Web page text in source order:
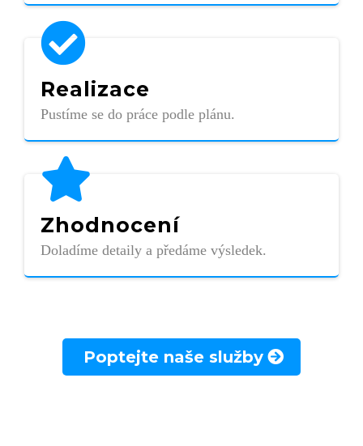
Realizace
Pustíme se do práce podle plánu.
Zhodnocení
Doladíme detaily a předáme výsledek.
Poptejte naše služby